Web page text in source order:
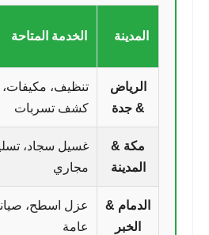
المدينة الخدمة المتاحة
الرياض
& جدة
تنظيف، مكيفات،
كشف تسربات
مكة &
المدينة
غسيل سجاد، تسليك
مجاري
الدمام &
الخبر
عزل اسطح، صيانة
عامة